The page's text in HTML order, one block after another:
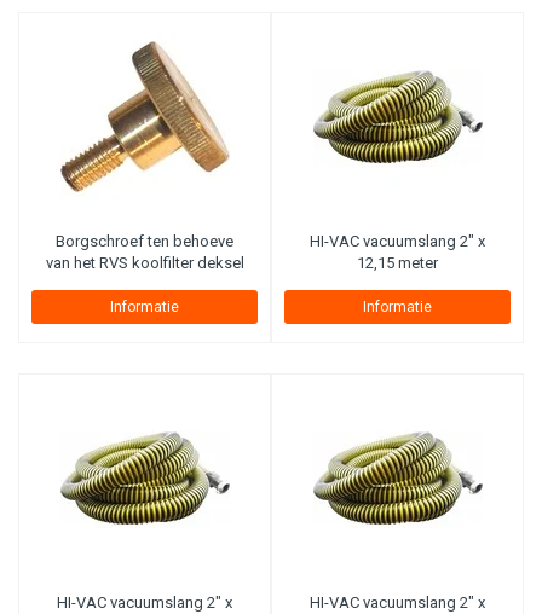
Borgschroef ten behoeve
van het RVS koolfilter deksel
Informatie
HI-VAC vacuumslang 2" x
12,15 meter
Informatie
HI-VAC vacuumslang 2" x
HI-VAC vacuumslang 2" x